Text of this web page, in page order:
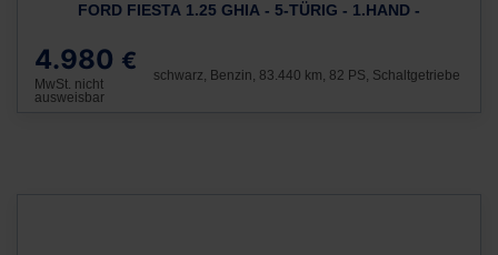
FORD FIESTA 1.25 GHIA - 5-TÜRIG - 1.HAND -
4.980 €
MwSt. nicht
ausweisbar
schwarz, Benzin, 83.440 km, 82 PS, Schaltgetriebe